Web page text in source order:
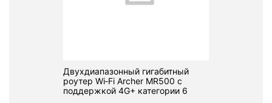
Двухдиапазонный гигабитный
роутер Wi‑Fi Archer MR500 с
поддержкой 4G+ категории 6